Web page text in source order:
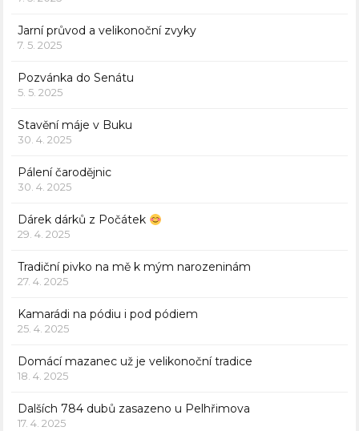
Jarní průvod a velikonoční zvyky
7. 5. 2025
Pozvánka do Senátu
5. 5. 2025
Stavění máje v Buku
30. 4. 2025
Pálení čarodějnic
30. 4. 2025
Dárek dárků z Počátek
29. 4. 2025
Tradiční pivko na mě k mým narozeninám
27. 4. 2025
Kamarádi na pódiu i pod pódiem
25. 4. 2025
Domácí mazanec už je velikonoční tradice
18. 4. 2025
Dalších 784 dubů zasazeno u Pelhřimova
17. 4. 2025